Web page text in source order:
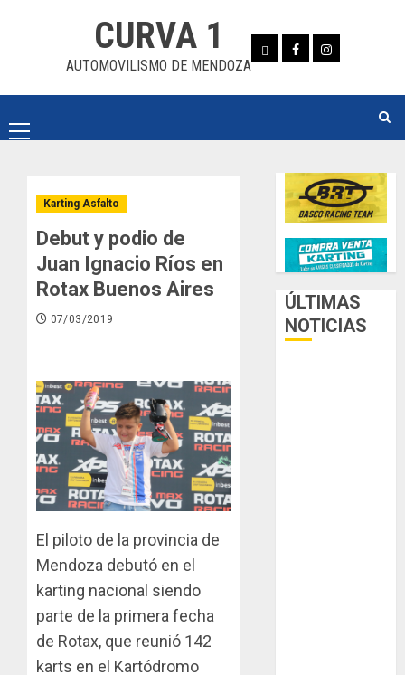
CURVA 1
AUTOMOVILISMO DE MENDOZA
Whatsapp
FacebookInstagram
Primary
Menu
Karting Asfalto
Debut y podio de
Juan Ignacio Ríos en
Rotax Buenos Aires
07/03/2019
El piloto de la provincia de
Mendoza debutó en el
karting nacional siendo
parte de la primera fecha
de Rotax, que reunió 142
karts en el Kartódromo
ÚLTIMAS
NOTICIAS